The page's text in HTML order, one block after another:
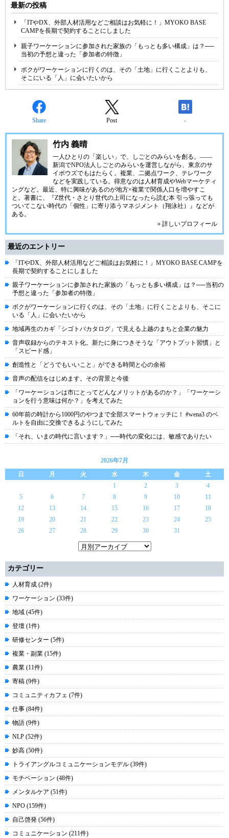
最新の投稿
「ITやDX、外部人材活用などご相談はお気軽に！」MYOKO BASE
CAMPを長期で契約することにしました
親子ワーケーションに参加された家族の「もっとも多い構成」は？──
当初の予想と違った「参加者の特徴」
ボクがワーケーションに行くのは、その「土地」に行くことよりも、
そこにいる「人」に会いたいから
Share Post -
竹内 義晴
一人ひとりの「楽しい」で、しごとのみらいを創る。――
新潟でNPO法人しごとのみらいを運営しながら、東京のサ
イボウズでもはたらく。複業、二拠点ワーク、テレワーク
などを実践している。得意なのは人材育成やWebマーケティ
ングなど。最近、特に興味があるのが地方×複業で関係人口を増やすこ
と。著書に、『Z世代・さとり世代の上司になったら読む本 引っ張っても
ついてこない時代の「個性」に寄り添うマネジメント（翔泳社）』などが
ある。
» 詳しいプロフィール
最近のエントリー
「ITやDX、外部人材活用などご相談はお気軽に！」MYOKO BASE CAMPを
長期で契約することにしました
親子ワーケーションに参加された家族の「もっとも多い構成」は？──当初の
予想と違った「参加者の特徴」
ボクがワーケーションに行くのは、その「土地」に行くことよりも、そこに
いる「人」に会いたいから
地域再生のカギ「シゴトバカタログ」で見える上越のまちと企業の魅力
音声収録からのテキスト化。新たに身につきそうな「アウトプット習慣」と
「スピード感」
創造性と「どうでもいいこと」ができる時間と心の余裕
音声の配信をはじめます。その背景と今後
「ワーケーションは市にとってどんなメリットがあるのか？」「ワーケーシ
ョンを行う意味は何か？」を考えてみた
60年前の時計から1000円のやつまで全部スマートウォッチに！ #wena3 のベ
ルトを自由に交換できるようにしてみた
「それ、いまの時代に言います？」──時代の変化には、敏感でありたい
2026年7月
日
月 火 水 木 金
土
1
2 3
4
5
6 7 8 9 10
11
12
13 14 15 16 17
18
19
20 21 22 23 24
25
26
27 28 29 30 31
カテゴリー
人材育成 (2件)
ワーケーション (33件)
地域 (45件)
登壇 (1件)
研修センター (5件)
複業・副業 (15件)
農業 (11件)
寄稿 (9件)
コミュニティカフェ (7件)
仕事 (84件)
物語 (9件)
NLP (52件)
妙高 (50件)
トライアングルコミュニケーションモデル (39件)
モチベーション (48件)
メンタルケア (51件)
NPO (159件)
自己啓発 (56件)
コミュニケーション (211件)